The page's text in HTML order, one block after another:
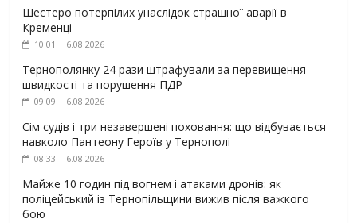
Шестеро потерпілих унаслідок страшної аварії в
Кременці
10:01 | 6.08.2026
Тернополянку 24 рази штрафували за перевищення
швидкості та порушення ПДР
09:09 | 6.08.2026
Сім судів і три незавершені поховання: що відбувається
навколо Пантеону Героїв у Тернополі
08:33 | 6.08.2026
Майже 10 годин під вогнем і атаками дронів: як
поліцейський із Тернопільщини вижив після важкого
бою